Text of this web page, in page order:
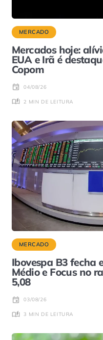
MERCADO
Mercados hoje:
EUA e Irã é
Copom
04/08/26
2 MIN DE LEITURA
MERCADO
Ibovespa B3 fecha
Médio e Focus no
5,08
03/08/26
3 MIN DE LEITURA